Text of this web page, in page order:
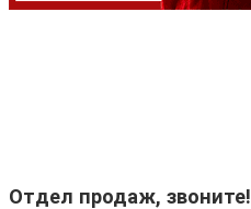
Отдел продаж, звоните!